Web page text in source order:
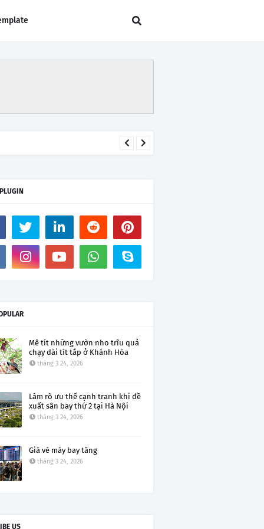
Mê tít những vườn nho trĩu quả
chạy dài tít tắp ở Khánh Hòa
tháng 3 24, 2026
Làm rõ ưu thế cạnh tranh khi đề
xuất sân bay thứ 2 tại Hà Nội
tháng 3 24, 2026
Giá vé máy bay tăng
tháng 3 24, 2026
US